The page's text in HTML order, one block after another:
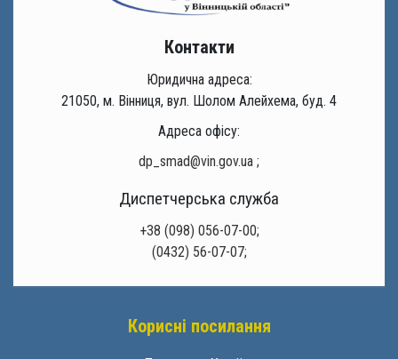
Контакти
Юридична адреса:
21050, м. Вінниця, вул. Шолом Алейхема, буд. 4
Адреса офісу:
dp_smad@vin.gov.ua ;
Диспетчерська служба
+38 (098) 056-07-00;
(0432) 56-07-07;
Корисні посилання